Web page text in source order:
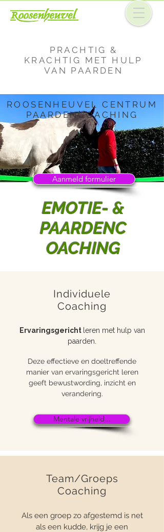
PRACHTIG &
KRACHTIG MET HULP
VAN PAARDEN
ROOSENHEUVEL CENTRUM
PAARDENCOACHING
Aanmeld formulier
EMOTIE- &
PAARDENC
OACHING
Individuele
Coaching
Ervaringsgericht leren met hulp van
paarden.
Deze effectieve en doeltreffende
manier van ervaringsgericht leren
geeft bewustwording, inzicht en
verandering.
Mentale vrijheid...
Team/Groeps
Coaching
Als een groep zo afgestemd is net
als een kudde, krijg je een